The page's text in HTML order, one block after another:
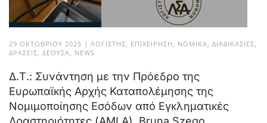
29 ΟΚΤΩΒΡΊΟΥ 2025 | ΛΟΓΙΣΤΉΣ, ΕΠΙΧΕΊΡΗΣΗ , ΝΟΜΙΚΆ, ΔΙΑΔΙΚΑΣΊΕΣ,
ΔΡΆΣΕΙΣ, ΔΈΟΥΣΑ, NEWS
Δ.Τ.: Συνάντηση με την Πρόεδρο της
Ευρωπαϊκής Αρχής Καταπολέμησης της
Νομιμοποίησης Εσόδων από Εγκληματικές